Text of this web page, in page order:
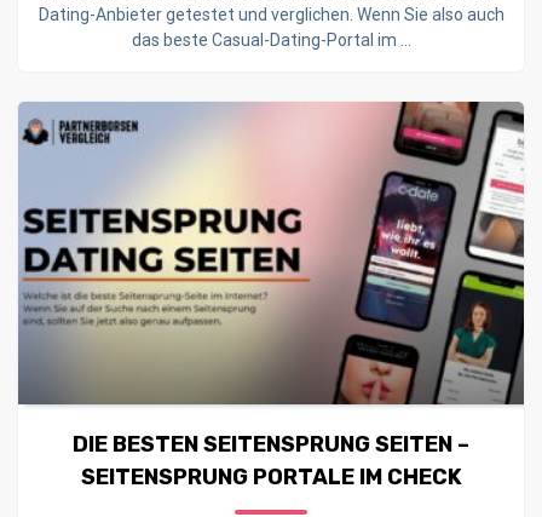
Dating-Anbieter getestet und verglichen. Wenn Sie also auch
das beste Casual-Dating-Portal im ...
DIE BESTEN SEITENSPRUNG SEITEN –
SEITENSPRUNG PORTALE IM CHECK